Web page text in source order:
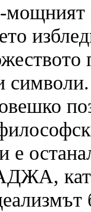
е
като